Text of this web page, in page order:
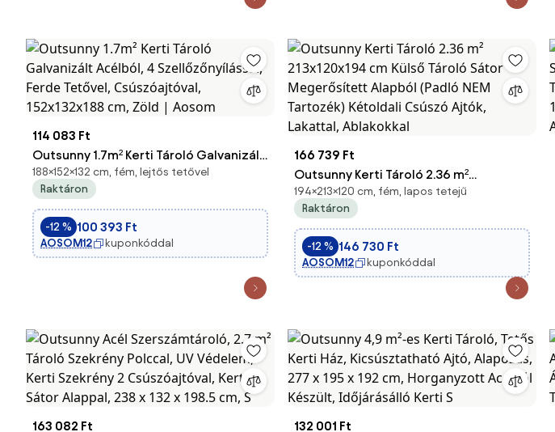
114 083 Ft
Outsunny 1.7m² Kerti Tároló Galvanizált
Acélból, 4 Szellőzőnyílással, Ferde
Tetővel, Csúszóajtóval, 152x132x188
cm, Zöld | Aosom
188×152×132 cm, fém, lejtős tetővel
Raktáron
-12 % 100 393 Ft
AOSOM12 kuponkóddal
166 739 Ft
Outsunny Kerti Tároló 2.36 m²
213x120x194 cm Külső Tároló Sátor
Megerősített Alapból (Padló NEM
Tartozék) Kétoldali Csúszó Ajtók,
Lakattal, Ablakokkal
194×213×120 cm, fém, lapos tetejű
Raktáron
-12 % 146 730 Ft
AOSOM12 kuponkóddal
163 082 Ft
132 001 Ft